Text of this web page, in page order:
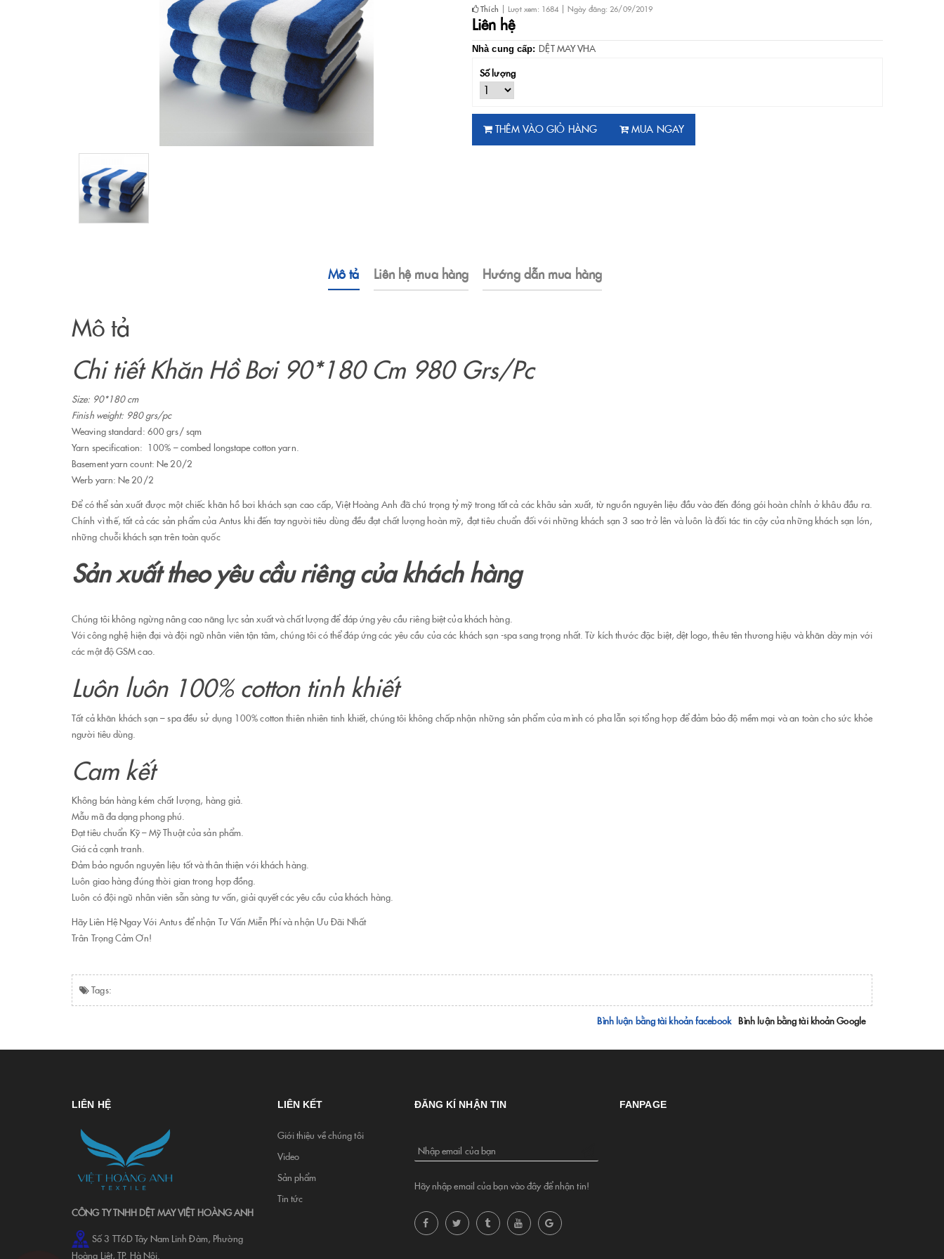
Thích Lượt xem: 1684 Ngày đăng: 26/09/2019
Liên hệ
Nhà cung cấp: DỆT MAY VHA
Số lượng
THÊM VÀO GIỎ HÀNG MUA NGAY
Mô tả Liên hệ mua hàng Hướng dẫn mua hàng
Mô tả
Chi tiết Khăn Hồ Bơi 90*180 Cm 980 Grs/Pc
Size: 90*180 cm
Finish weight: 980 grs/pc
Weaving standard: 600 grs/ sqm
Yarn specification: 100% – combed longstape cotton yarn.
Basement yarn count: Ne 20/2
Werb yarn: Ne 20/2
Để có thể sản xuất được một chiếc khăn hồ bơi khách sạn cao cấp, Việt Hoàng Anh đã chú trọng tỷ mỹ trong tất cả các khâu sản xuất, từ nguồn nguyên liệu đầu vào đến đóng gói hoàn chỉnh ở khâu đầu ra.
Chính vì thế, tất cả các sản phẩm của Antus khi đến tay người tiêu dùng đều đạt chất lượng hoàn mỹ, đạt tiêu chuẩn đối với những khách sạn 3 sao trở lên và luôn là đối tác tin cậy của những khách sạn lớn,
những chuỗi khách sạn trên toàn quốc
Sản xuất theo yêu cầu riêng của khách hàng
Chúng tôi không ngừng nâng cao năng lực sản xuất và chất lượng để đáp ứng yêu cầu riêng biệt của khách hàng.
Với công nghệ hiện đại và đội ngũ nhân viên tận tâm, chúng tôi có thể đáp ứng các yêu cầu của các khách sạn -spa sang trọng nhất. Từ kích thước đặc biệt, dệt logo, thêu tên thương hiệu và khăn dày mịn với
các mật độ GSM cao.
Luôn luôn 100% cotton tinh khiết
Tất cả khăn khách sạn – spa đều sử dụng 100% cotton thiên nhiên tinh khiết, chúng tôi không chấp nhận những sản phẩm của mình có pha lẫn sợi tổng hợp để đảm bảo độ mềm mại và an toàn cho sức khỏe
người tiêu dùng.
Cam kết
Không bán hàng kém chất lượng, hàng giả.
Mẫu mã đa dạng phong phú.
Đạt tiêu chuẩn Kỹ – Mỹ Thuật của sản phẩm.
Giá cả cạnh tranh.
Đảm bảo nguồn nguyên liệu tốt và thân thiện với khách hàng.
Luôn giao hàng đúng thời gian trong hợp đồng.
Luôn có đội ngũ nhân viên sẵn sàng tư vấn, giải quyết các yêu cầu của khách hàng.
Hãy Liên Hệ Ngay Với Antus để nhận Tư Vấn Miễn Phí và nhận Ưu Đãi Nhất
Trân Trọng Cảm Ơn!
Tags:
Bình luận bằng tài khoản facebook Bình luận bằng tài khoản Google
LIÊN HỆ
CÔNG TY TNHH DỆT MAY VIỆT HOÀNG ANH
Số 3 TT6D Tây Nam Linh Đàm, Phường
Hoàng Liệt, TP. Hà Nội.
LIÊN KẾT
Giới thiệu về chúng tôi
Video
Sản phẩm
Tin tức
ĐĂNG KÍ NHẬN TIN
Nhập email của bạn
Hãy nhập email của bạn vào đây để nhận tin!
FANPAGE